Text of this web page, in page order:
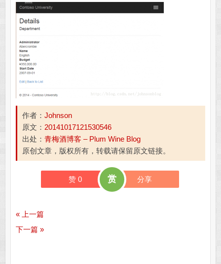
作者： Johnson
原文： 20141017121530546
出处： 青梅酒博客 – Plum Wine Blog
原创文章，版权所有，转载请保留原文链接。
赞 0 赏 分享
« 上一篇
下一篇 »